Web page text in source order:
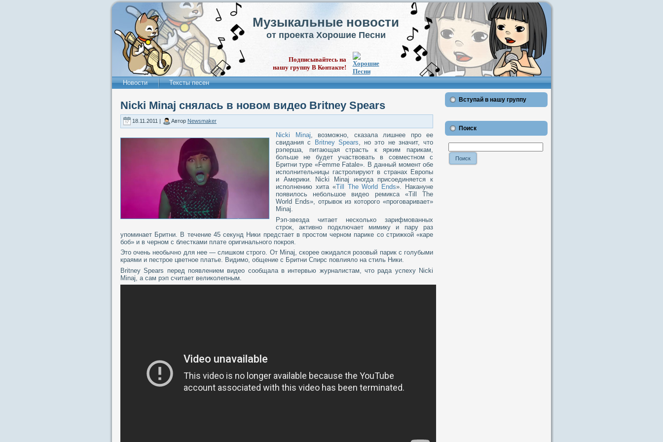
Музыкальные новости
от проекта Хорошие Песни
Подписывайтесь на
нашу группу В Контакте!
Новости Тексты песен
Nicki Minaj снялась в новом видео Britney Spears
18.11.2011 | Автор Newsmaker
Nicki Minaj, возможно, сказала лишнее про ее
свидания с
Britney Spears, но это не значит, что
рэперша, питающая страсть к ярким парикам,
больше не будет участвовать в совместном с
Бритни туре «Femme Fatale». В данный момент обе
исполнительницы гастролируют в странах Европы
и Америки. Nicki Minaj иногда присоединяется к
исполнению хита «Till The World Ends». Накануне
появилось небольшое видео ремикса «Till The
World Ends», отрывок из которого «проговаривает»
Minaj.
Рэп-звезда читает несколько зарифмованных
строк, активно подключает мимику и пару раз
упоминает Бритни. В течение 45 секунд Ники предстает в простом черном парике со стрижкой «каре
боб» и в черном с блестками плате оригинального покроя.
Это очень необычно для нее — слишком строго. От Minaj, скорее ожидался розовый парик с голубыми
краями и пестрое цветное платье. Видимо, общение с Бритни Спирс повлияло на стиль Ники.
Britney Spears перед появлением видео сообщала в интервью журналистам, что рада успеху Nicki
Minaj, а сам рэп считает великолепным.
Вступай в нашу группу
Поиск